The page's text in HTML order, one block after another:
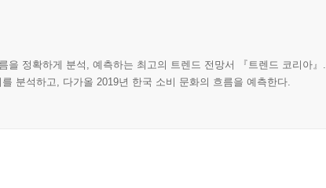
을 정확하게 분석, 예측하는 최고의 트렌드 전망서 『트렌드 코리아』
분석하고, 다가올 2019년 한국 소비 문화의 흐름을 예측한다.